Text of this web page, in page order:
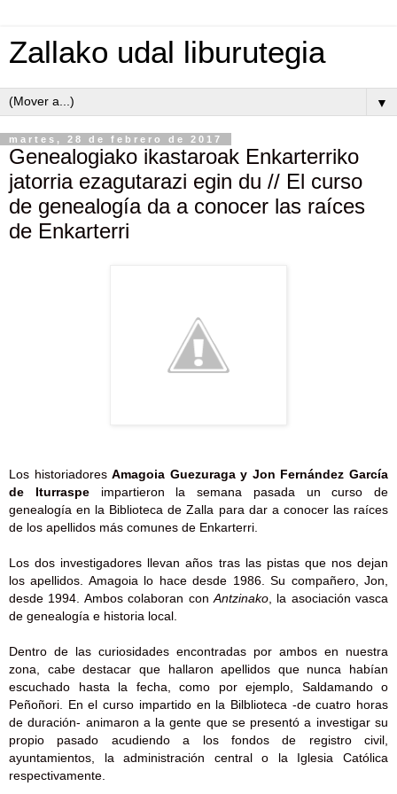
Zallako udal liburutegia
▼
martes, 28 de febrero de 2017
Genealogiako ikastaroak Enkarterriko
jatorria ezagutarazi egin du // El curso
de genealogía da a conocer las raíces
de Enkarterri
Los historiadoresAmagoia Guezuraga y Jon Fernández García
de Iturraspeimpartieron la semana pasada un curso de
genealogía en la Biblioteca de Zalla para dar a conocer las raíces
de los apellidos más comunes de Enkarterri.
Los dos investigadores llevan años tras las pistas que nos dejan
los apellidos. Amagoia lo hace desde 1986. Su compañero, Jon,
desde 1994. Ambos colaboran con Antzinako, la asociación vasca
de genealogía e historia local.
Dentro de las curiosidades encontradas por ambos en nuestra
zona, cabe destacar que hallaron apellidos que nunca habían
escuchado hasta la fecha, como por ejemplo, Saldamando o
Peñoñori. En el curso impartido en la Bilblioteca -de cuatro horas
de duración- animaron a la gente que se presentó a investigar su
propio pasado acudiendo a los fondos de registro civil,
ayuntamientos, la administración central o la Iglesia Católica
respectivamente.